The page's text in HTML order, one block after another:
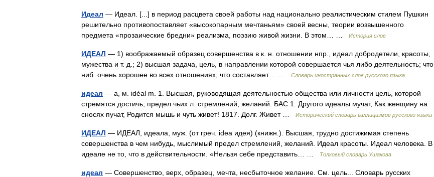
Идеал — Идеал. [...] в период расцвета своей работы над национально реалистическим стилем Пушкин
решительно противопоставляет «высокопарным мечтаньям» своей весны, теории возвышенного
предмета «прозаические бредни» реализма, поэзию живой жизни. В этом… …
История слов
ИДЕАЛ — 1) воображаемый образец совершенства в к. н. отношении нпр., идеал добродетели, красоты,
мужества и т. д.; 2) высшая задача, цель, в направлении которой совершается чья либо деятельность; что
ниб. очень хорошее во всех отношениях, что составляет… …
Словарь иностранных слов русского языка
идеал — а, м. idéal m. 1. Высшая, руководящая деятельностью общества или личности цель, которой
стремятся достичь; предел чьих л. стремлений, желаний. БАС 1. Другого идеалы мучат, Как женщину на
сносях пучат, Родится мышь и чуть живет! 1817. Долг. Живет …
Исторический словарь галлицизмов русского языка
ИДЕАЛ — ИДЕАЛ, идеала, муж. (от греч. idea идея) (книжн.). Высшая, трудно достижимая степень
совершенства в чем нибудь, мыслимый предел стремлений, желаний. Идеал красоты. Идеал человека. В
идеале не то, что в действительности. «Нельзя себе представить… …
Толковый словарь Ушакова
идеал — Совершенство, верх, образец, мечта, несбыточное желание. См. цель... Словарь русских